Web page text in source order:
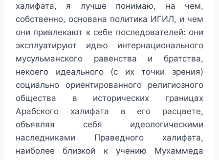
халифата, я лучше понимаю, на чем,
собственно, основана политика ИГИЛ, и чем
они привлекают к себе последователей: они
эксплуатируют идею интернационального
мусульманского равенства и братства,
некоего идеального (с их точки зрения)
социально ориентированного религиозного
общества в исторических границах
Арабского халифата в его расцвете,
объявляя себя идеологическими
наследниками Праведного халифата,
наиболее близкой к учению Мухаммеда